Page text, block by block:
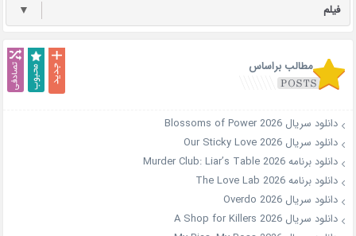
فیلم ▼
مطالب براساس
دانلود سریال Blossoms of Power 2026
دانلود سریال Our Sticky Love 2026
دانلود برنامه Murder Club: Liar’s Table 2026
دانلود برنامه The Love Lab 2026
دانلود سریال Overdo 2026
دانلود سریال A Shop for Killers 2026